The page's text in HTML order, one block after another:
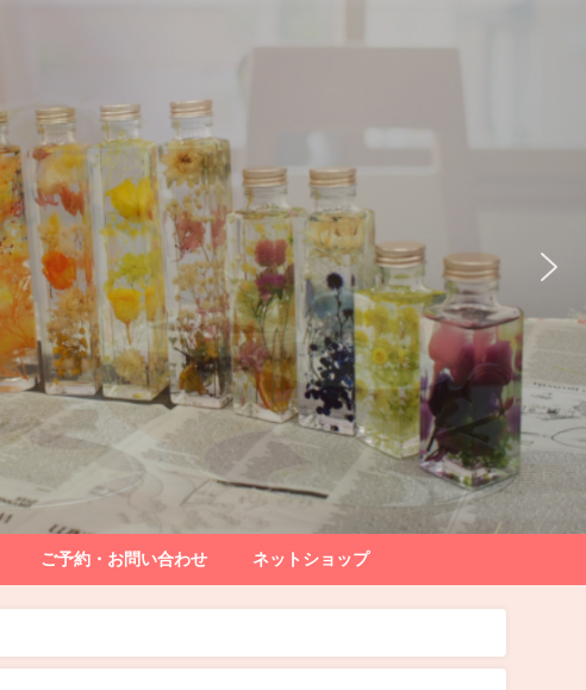
ご予約・お問い合わせ ネットショップ